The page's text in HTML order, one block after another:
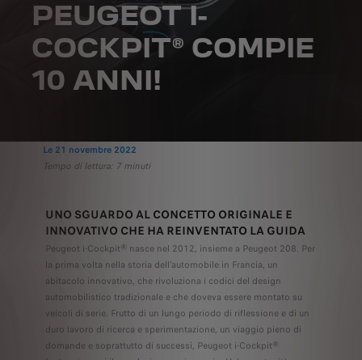
PEUGEOT I-
COCKPIT® COMPIE
10 ANNI!
Le 21 novembre 2022
Tempo di lettura: 7 minuti
UNO SGUARDO AL CONCETTO ORIGINALE E
INNOVATIVO CHE HA REINVENTATO LA GUIDA
Peugeot i-Cockpit® nasce nel 2012, insieme a Peugeot 208. Per
la prima volta nella storia dell'automobile in Francia, un
abitacolo innovativo, che rivoluziona i codici del design
automobilistico tradizionale e che doveva essere montato su
veicoli di serie. Frutto di un lungo periodo di riflessione e di un
duro lavoro di ricerca e sperimentazione, un viaggio pieno di
domande e soprattutto di successi, Peugeot i-Cockpit®